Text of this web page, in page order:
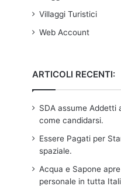
Villaggi Turistici
Web Account
ARTICOLI RECENTI:
SDA assume Addetti
come candidarsi.
Essere Pagati per
spaziale.
Acqua e Sapone
personale in tutta